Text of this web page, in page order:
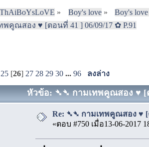
» Boy's love»
Boy's
คูณสอง ♥ [ตอนที่ 41 ] 06/09/17 ✿ P.91
25 [26] 27 28 29 30 ...96 ลงล่าง
หัวข้อ: ➴➴ กามเทพคูณสอง ♥ [ต
Re: ➴➴ กามเทพคูณสอง ♥ [
«ตอบ #750 เมื่อ13-06-2017